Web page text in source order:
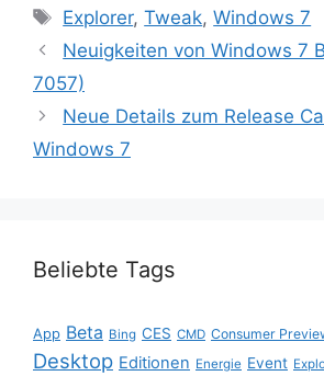
Schlagwörter
Explorer,Tweak,Windows 7
Neuigkeiten von Windows 7
7057)
Neue Details zum Release
Windows 7
Beliebte Tags
App Beta Bing CES CMD Consumer
Desktop Editionen Energie Event